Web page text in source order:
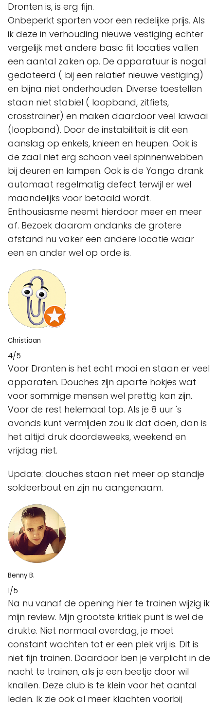
Dronten is, is erg fijn.
Onbeperkt sporten voor een redelijke prijs. Als
ik deze in verhouding nieuwe vestiging echter
vergelijk met andere basic fit locaties vallen
een aantal zaken op. De apparatuur is nogal
gedateerd ( bij een relatief nieuwe vestiging)
en bijna niet onderhouden. Diverse toestellen
staan niet stabiel ( loopband, zitfiets,
crosstrainer) en maken daardoor veel lawaai
(loopband). Door de instabiliteit is dit een
aanslag op enkels, knieen en heupen. Ook is
de zaal niet erg schoon veel spinnenwebben
bij deuren en lampen. Ook is de Yanga drank
automaat regelmatig defect terwijl er wel
maandelijks voor betaald wordt.
Enthousiasme neemt hierdoor meer en meer
af. Bezoek daarom ondanks de grotere
afstand nu vaker een andere locatie waar
een en ander wel op orde is.
Christiaan
4/5
Voor Dronten is het echt mooi en staan er veel
apparaten. Douches zijn aparte hokjes wat
voor sommige mensen wel prettig kan zijn.
Voor de rest helemaal top. Als je 8 uur 's
avonds kunt vermijden zou ik dat doen, dan is
het altijd druk doordeweeks, weekend en
vrijdag niet.
Update: douches staan niet meer op standje
soldeerbout en zijn nu aangenaam.
Benny B.
1/5
Na nu vanaf de opening hier te trainen wijzig ik
mijn review. Mijn grootste kritiek punt is wel de
drukte. Niet normaal overdag, je moet
constant wachten tot er een plek vrij is. Dit is
niet fijn trainen. Daardoor ben je verplicht in de
nacht te trainen, als je een beetje door wil
knallen. Deze club is te klein voor het aantal
leden. Ik zie ook al meer klachten voorbij